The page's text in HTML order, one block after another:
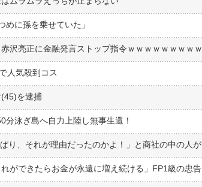
に孫を乗せていた」
沢亮正に金融発言ストップ指令ｗｗｗｗｗｗｗｗｗ
人気殺到コス
を逮捕
泳ぎ島へ自力上陸し無事生還！
ができたらお金が永遠に増え続ける」FP1級の忠告